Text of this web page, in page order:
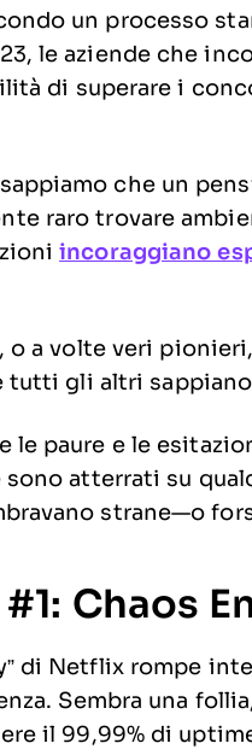
un processo
le aziende che
di superare i
che un
raro trovare
incoraggiano
o a volte veri
tutti gli altri
le paure e le
sono atterrati su
strane—o
Chaos
di Netflix rompe
Sembra una
il 99,99% di